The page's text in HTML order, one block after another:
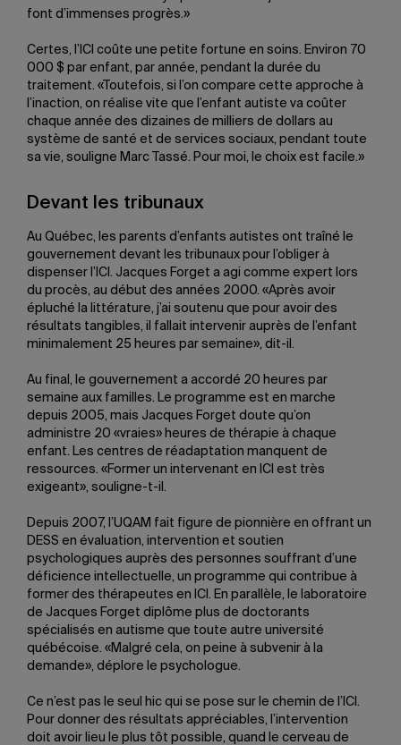
font d’immenses progrès.»
Certes, l’ICI coûte une petite fortune en soins. Environ 70
000 $ par enfant, par année, pendant la durée du
traitement. «Toutefois, si l’on compare cette approche à
l’inaction, on réalise vite que l’enfant autiste va coûter
chaque année des dizaines de milliers de dollars au
système de santé et de services sociaux, pendant toute
sa vie, souligne Marc Tassé. Pour moi, le choix est facile.»
Devant les tribunaux
Au Québec, les parents d’enfants autistes ont traîné le
gouvernement devant les tribunaux pour l’obliger à
dispenser l’ICI. Jacques Forget a agi comme expert lors
du procès, au début des années 2000. «Après avoir
épluché la littérature, j’ai soutenu que pour avoir des
résultats tangibles, il fallait intervenir auprès de l’enfant
minimalement 25 heures par semaine», dit-il.
Au final, le gouvernement a accordé 20 heures par
semaine aux familles. Le programme est en marche
depuis 2005, mais Jacques Forget doute qu’on
administre 20 «vraies» heures de thérapie à chaque
enfant. Les centres de réadaptation manquent de
ressources. «Former un intervenant en ICI est très
exigeant», souligne-t-il.
Depuis 2007, l’UQAM fait figure de pionnière en offrant un
DESS en évaluation, intervention et soutien
psychologiques auprès des personnes souffrant d’une
déficience intellectuelle, un programme qui contribue à
former des thérapeutes en ICI. En parallèle, le laboratoire
de Jacques Forget diplôme plus de doctorants
spécialisés en autisme que toute autre université
québécoise. «Malgré cela, on peine à subvenir à la
demande», déplore le psychologue.
Ce n’est pas le seul hic qui se pose sur le chemin de l’ICI.
Pour donner des résultats appréciables, l’intervention
doit avoir lieu le plus tôt possible, quand le cerveau de